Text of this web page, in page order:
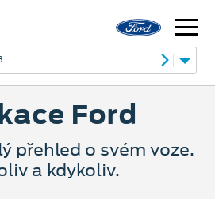
Ford
přehled o svém voze.
a kdykoliv.